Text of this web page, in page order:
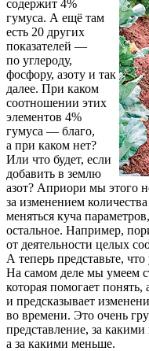
содержит 4%
гумуса. А ещё там
есть 20 других
показателей —
по углероду,
фосфору, азоту и так
далее. При каком
соотношении этих
элементов 4%
гумуса — благо,
а при каком нет?
Или что будет, если
добавить в землю
азот? Априори мы этого
за изменением
меняться куча
остальное. Например,
от деятельности целых
А теперь представьте,
На самом деле мы умеем
которая помогает
и предсказывает
во времени. Это очень
представление, за
а за какими меньше.